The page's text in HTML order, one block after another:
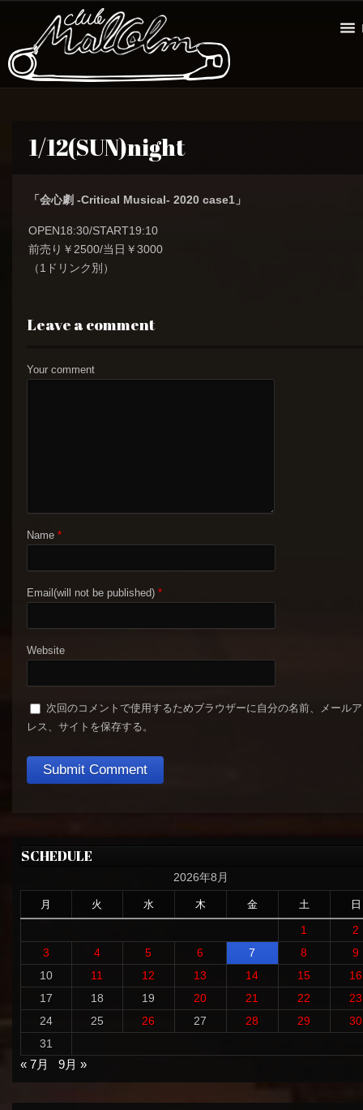
1/12(SUN)night
「会心劇 -Critical Musical- 2020 case1」
OPEN18:30/START19:10
前売り￥2500/当日￥3000
（1ドリンク別）
Leave a comment
Your comment
Name *
Email(will not be published) *
Website
次回のコメントで使用するためブラウザーに自分の名前、メール
レス、サイトを保存する。
SCHEDULE
2026年8月
月 火 水 木 金 土 日
1
2
3
4 5 6 7 8
9
10
11 12 13 14 15
16
17
18 19 20 21 22
23
24
25 26 27 28 29
30
31
« 7月
9月 »